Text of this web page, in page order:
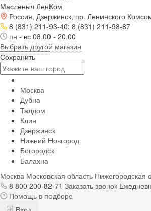
Масленыч ЛенКом
Россия, Дзержинск, пр. Ленинского
8 (831) 211-93-40; 8 (831) 211-98-87
пн - вс 08.00 - 20.00
Выбрать другой магазин
Сохранить
Москва
Дубна
Талдом
Клин
Дзержинск
Нижний Новгород
Богородск
Балахна
Москва Московская область Нижегородская
8 800 200-82-71 Заказать звонок
Помощь в подборе